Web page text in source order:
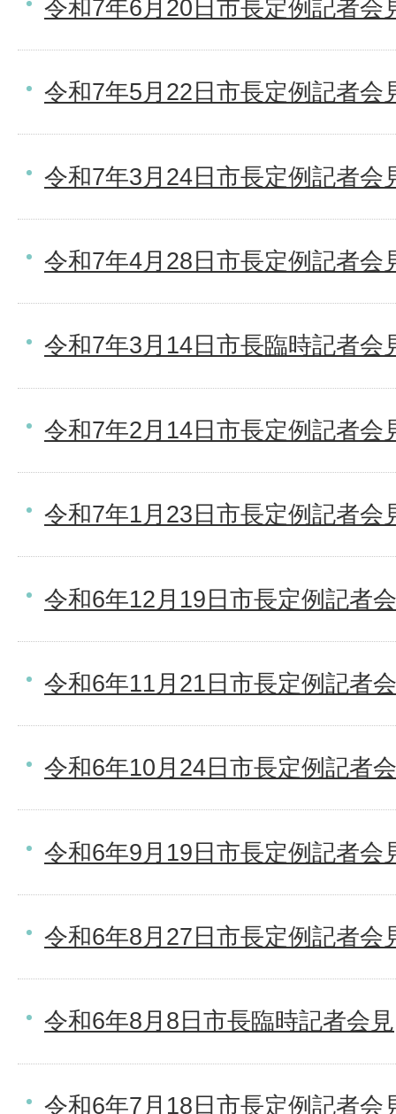
令和7年6月20日市長定例記者会
令和7年5月22日市長定例記者会
令和7年3月24日市長定例記者会
令和7年4月28日市長定例記者会
令和7年3月14日市長臨時記者会
令和7年2月14日市長定例記者会
令和7年1月23日市長定例記者会
令和6年12月19日市長定例記者
令和6年11月21日市長定例記者
令和6年10月24日市長定例記者
令和6年9月19日市長定例記者会
令和6年8月27日市長定例記者会
令和6年8月8日市長臨時記者会見
令和6年7月18日市長定例記者会